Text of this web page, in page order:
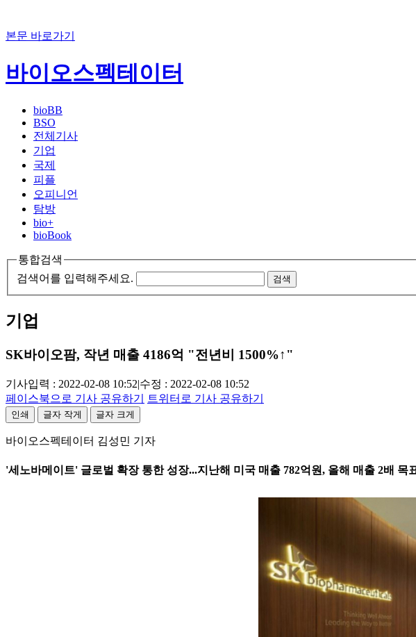
본문 바로가기
바이오스펙테이터
bioBB
BSO
전체기사
기업
국제
피플
오피니언
탐방
bio+
bioBook
통합검색
검색어를 입력해주세요.
검색
기업
SK바이오팜, 작년 매출 4186억 "전년비 1500%↑"
기사입력 : 2022-02-08 10:52|수정 : 2022-02-08 10:52
페이스북으로 기사 공유하기
트위터로 기사 공유하기
인쇄 글자 작게 글자 크게
바이오스펙테이터 김성민 기자
'세노바메이트' 글로벌 확장 통한 성장...지난해 미국 매출 782억원, 올해 매출 2배 목